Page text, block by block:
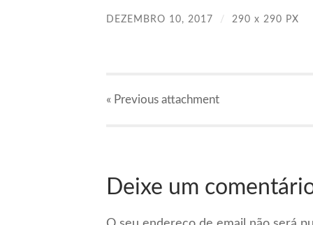
DEZEMBRO 10, 2017 / 290 x 290 PX
« Previous attachment
Deixe um